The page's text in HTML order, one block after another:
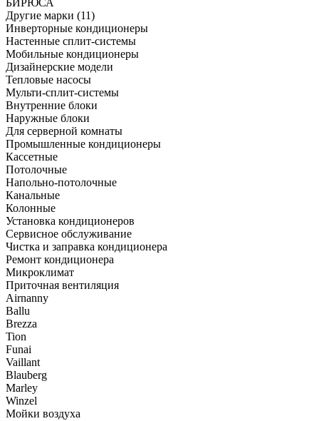
БИРЮСА
Другие марки (11)
Инверторные кондиционеры
Настенные сплит-системы
Мобильные кондиционеры
Дизайнерские модели
Тепловые насосы
Мульти-сплит-системы
Внутренние блоки
Наружные блоки
Для серверной комнаты
Промышленные кондиционеры
Кассетные
Потолочные
Напольно-потолочные
Канальные
Колонные
Установка кондиционеров
Сервисное обслуживание
Чистка и заправка кондиционера
Ремонт кондиционера
Микроклимат
Приточная вентиляция
Airnanny
Ballu
Brezza
Tion
Funai
Vaillant
Blauberg
Marley
Winzel
Мойки воздуха